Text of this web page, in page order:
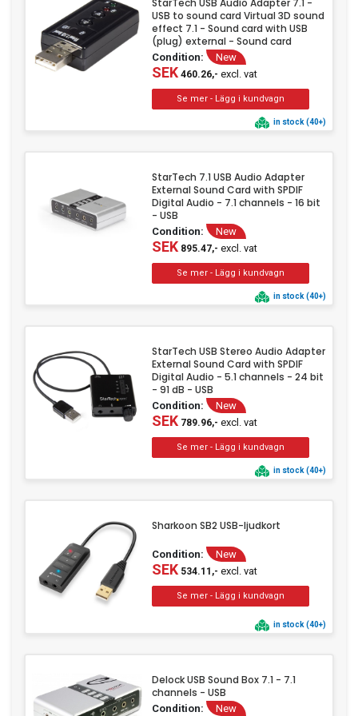
Clothing
Beauty & Healthcare
Software
StarTech USB Audio Adapter 7.1 -
USB to sound card Virtual 3D sound
effect 7.1 - Sound card with USB
(plug) external - Sound card
Condition: New
SEK460.26,- excl. vat
in stock (40+)
StarTech 7.1 USB Audio Adapter
External Sound Card with SPDIF
Digital Audio - 7.1 channels - 16 bit
- USB
Condition: New
SEK895.47,- excl. vat
in stock (40+)
StarTech USB Stereo Audio Adapter
External Sound Card with SPDIF
Digital Audio - 5.1 channels - 24 bit
- 91 dB - USB
Condition: New
SEK789.96,- excl. vat
in stock (40+)
Sharkoon SB2 USB-ljudkort
Condition: New
SEK534.11,- excl. vat
in stock (40+)
Delock USB Sound Box 7.1 - 7.1
channels - USB
Condition: New